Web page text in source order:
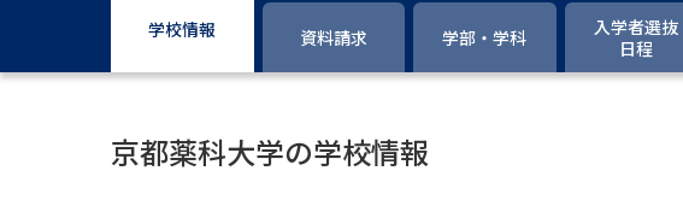
学校情報 資料請求 学部・学科
入学者選抜
日程
京都薬科大学の学校情報